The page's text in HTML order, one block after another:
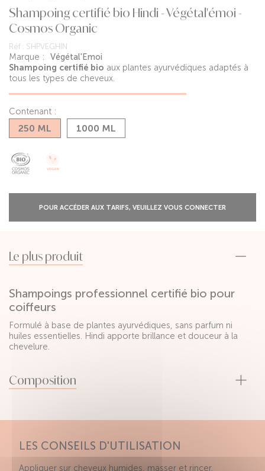
Shampoing certifié bio Hindi - Végétal'émoi -
Cosmos Organic
Réf : SHPVEGHIN
Marque :
Végétal'Emoi
Shampoing certifié bio aux plantes ayurvédiques adaptés à
tous les types de cheveux.
Contenant :
250 ML 1000 ML
POUR ACCÉDER AUX TARIFS, VEUILLEZ VOUS CONNECTER
Le plus produit
Shampoings professionnel certifié bio pour
coiffeurs
Formulé à base de plantes ayurvédiques, sans parfum ni
huiles essentielles. Hindi apporte brillance et douceur à la
chevelure.
Composition
LES CONSEILS D'UTILISATION
Appliquer sur cheveux humides, masser et rincer.